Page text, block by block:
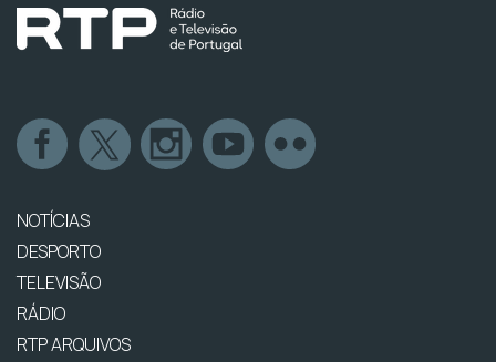
NOTÍCIAS
DESPORTO
TELEVISÃO
RÁDIO
RTP ARQUIVOS